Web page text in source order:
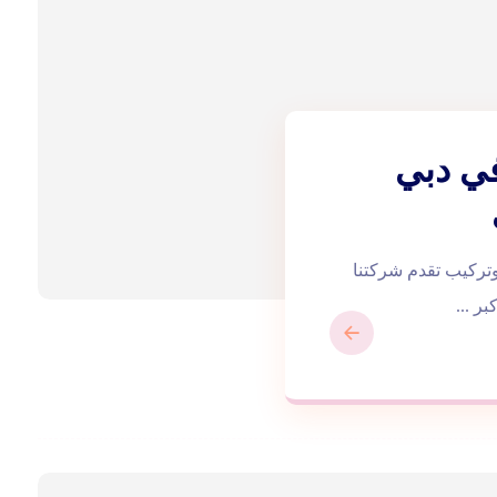
دبي
في دبي |0543172044| توريد وتركيب تقدم شركتنا
...